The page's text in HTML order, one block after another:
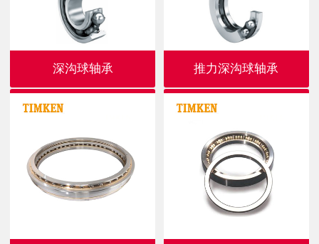
深沟球轴承 推力深沟球轴承